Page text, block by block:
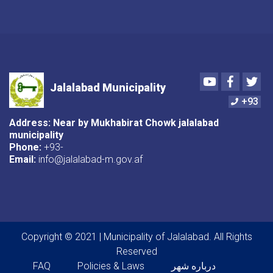
Jalalabad Municipality
Youtube
+93
Address: Near by Mukhabirat Chowk jalalabad
municipality
Phone: +93-
Email: info@jalalabad-m.gov.af
Copyright © 2021 | Municipality of Jalalabad. All Rights
Reserved
Footer menu
FAQ Policies & Laws
درباره شهر